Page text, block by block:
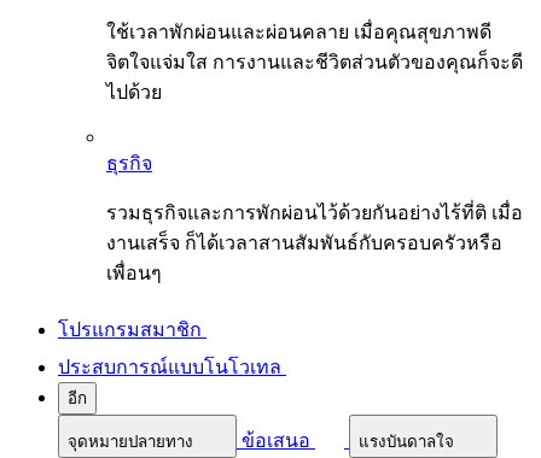
ใช้เวลาพักผ่อนและผ่อนคลาย เมื่อคุณสุขภาพดี
จิตใจแจ่มใส การงานและชีวิตส่วนตัวของคุณก็จะดี
ไปด้วย
ธุรกิจ
รวมธุรกิจและการพักผ่อนไว้ด้วยกันอย่างไร้ที่ติ เมื่อ
งานเสร็จ ก็ได้เวลาสานสัมพันธ์กับครอบครัวหรือ
เพื่อนๆ
โปรแกรมสมาชิก
ประสบการณ์แบบโนโวเทล
อีก
จุดหมายปลายทาง ข้อเสนอ แรงบันดาลใจ